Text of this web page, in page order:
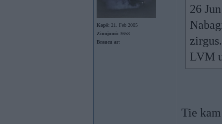
Kopš: 21. Feb 2005
Ziņojumi: 3658
Braucu ar:
26
LVM
Tie